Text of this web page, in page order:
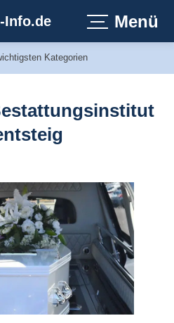
Info.de Menü
Kategorien